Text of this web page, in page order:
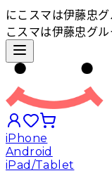
にこスマは伊藤忠
こスマは伊藤忠グ
iPhone
Android
iPad/Tablet